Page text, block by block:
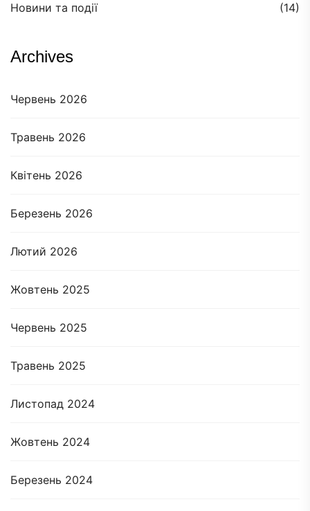
Новини та події (14)
Archives
Червень 2026
Травень 2026
Квітень 2026
Березень 2026
Лютий 2026
Жовтень 2025
Червень 2025
Травень 2025
Листопад 2024
Жовтень 2024
Березень 2024